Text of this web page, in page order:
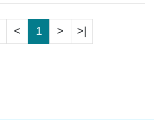
< 1 > >|